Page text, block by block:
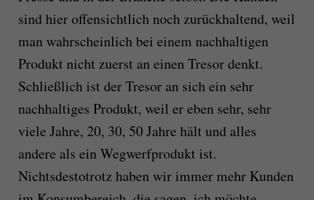
sind hier offensichtlich noch zurückhaltend, weil
man wahrscheinlich bei einem nachhaltigen
Produkt nicht zuerst an einen Tresor denkt.
Schließlich ist der Tresor an sich ein sehr
nachhaltiges Produkt, weil er eben sehr, sehr
viele Jahre, 20, 30, 50 Jahre hält und alles
andere als ein Wegwerfprodukt ist.
Nichtsdestotrotz haben wir immer mehr Kunden